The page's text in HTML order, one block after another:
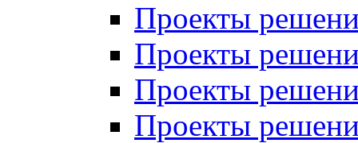
Проекты
Проекты
Проекты
Проекты